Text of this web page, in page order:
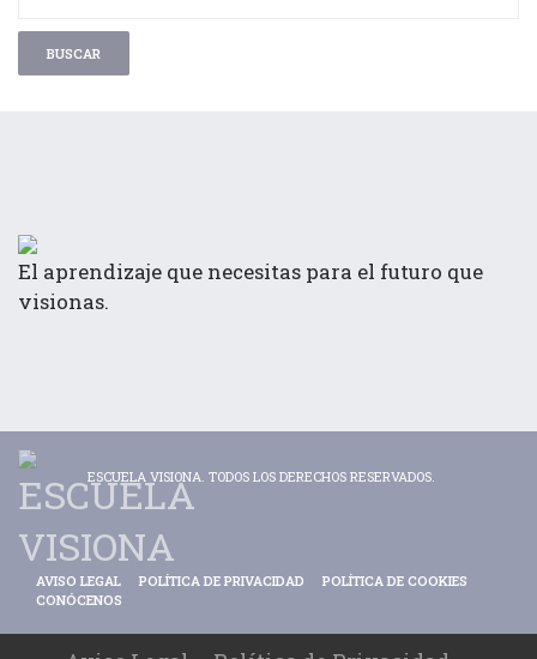
El aprendizaje que necesitas para el futuro que
visionas.
ESCUELA VISIONA. TODOS LOS DERECHOS RESERVADOS.
AVISO LEGAL POLÍTICA DE PRIVACIDAD
POLÍTICA DE COOKIES
CONÓCENOS